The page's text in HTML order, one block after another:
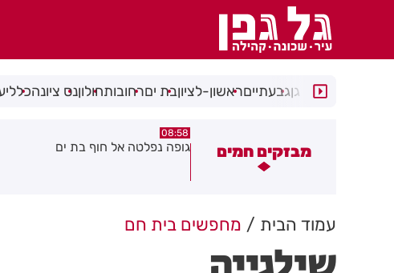
רמת גןגבעתייםראשון-לציוןבת יםרחובותחולוןנס ציונהכללי
מבזקים חמים
גופה נפלטה אל חוף בת ים
08:29
חשד להצתה בשלושה מוקדים ברמת
עמוד הבית מחפשים בית חם